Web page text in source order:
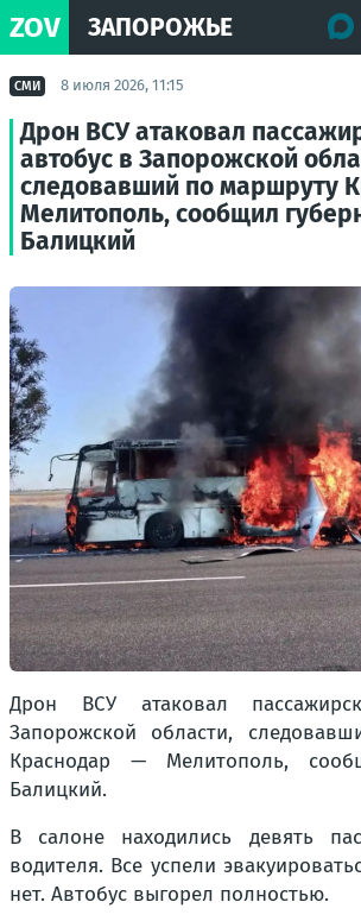
ZOV ЗАПОРОЖЬЕ
СМИ 8 июля 2026, 11:15
Дрон ВСУ атаковал
автобус в Запорожской
следовавший по маршруту
Мелитополь, сообщил
Балицкий
Дрон ВСУ атаковал
Запорожской области,
Краснодар — Мелитополь,
Балицкий.
В салоне находились девять
водителя. Все успели
нет. Автобус выгорел полностью.